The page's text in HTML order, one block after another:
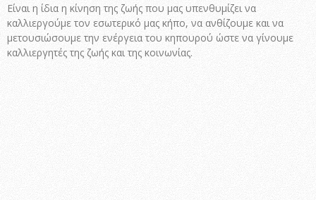
Είναι η ίδια η κίνηση της ζωής που μας υπενθυμίζει να
καλλιεργούμε τον εσωτερικό μας κήπο, να ανθίζουμε και να
μετουσιώσουμε την ενέργεια του κηπουρού ώστε να γίνουμε
καλλιεργητές της ζωής και της κοινωνίας.